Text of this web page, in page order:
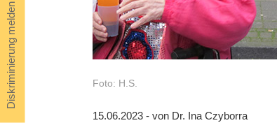
Diskriminierung melden Foto: H.S.
15.06.2023 - von Dr. Ina Czyborra